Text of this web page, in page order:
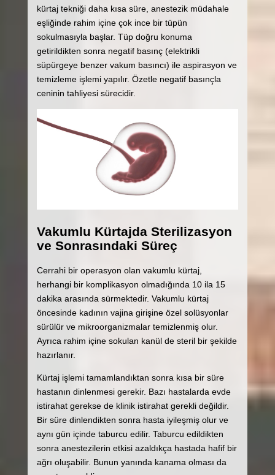
kürtaj tekniği daha kısa süre, anestezik müdahale
eşliğinde rahim içine çok ince bir tüpün
sokulmasıyla başlar. Tüp doğru konuma
getirildikten sonra negatif basınç (elektrikli
süpürgeye benzer vakum basıncı) ile aspirasyon ve
temizleme işlemi yapılır. Özetle negatif basınçla
ceninin tahliyesi sürecidir.
Vakumlu Kürtajda Sterilizasyon
ve Sonrasındaki Süreç
Cerrahi bir operasyon olan vakumlu kürtaj,
herhangi bir komplikasyon olmadığında 10 ila 15
dakika arasında sürmektedir. Vakumlu kürtaj
öncesinde kadının vajina girişine özel solüsyonlar
sürülür ve mikroorganizmalar temizlenmiş olur.
Ayrıca rahim içine sokulan kanül de steril bir şekilde
hazırlanır.
Kürtaj işlemi tamamlandıktan sonra kısa bir süre
hastanın dinlenmesi gerekir. Bazı hastalarda evde
istirahat gerekse de klinik istirahat gerekli değildir.
Bir süre dinlendikten sonra hasta iyileşmiş olur ve
aynı gün içinde taburcu edilir. Taburcu edildikten
sonra anestezilerin etkisi azaldıkça hastada hafif bir
ağrı oluşabilir. Bunun yanında kanama olması da